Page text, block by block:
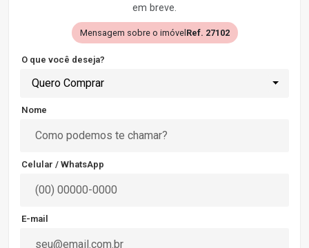
em breve.
Mensagem sobre o imóvel Ref. 27102
O que você deseja?
Quero Comprar
Nome
Celular / WhatsApp
E-mail